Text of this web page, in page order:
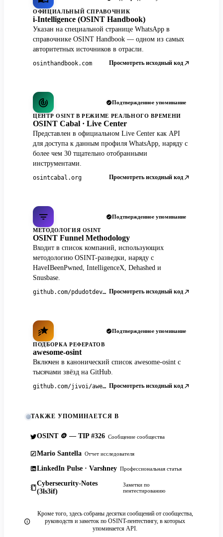
ОФИЦИАЛЬНЫЙ СПРАВОЧНИК
i-Intelligence (OSINT Handbook)
Указан на специальной странице WhatsApp в
справочнике OSINT Handbook — одном из самых
авторитетных источников в отрасли.
osinthandbook.com Просмотреть исходный код
Подтвержденное упоминание
ЦЕНТР OSINT В РЕЖИМЕ РЕАЛЬНОГО ВРЕМЕНИ
OSINT Cabal · Live Center
Представлен в официальном Live Center как API
для доступа к данным профиля WhatsApp, наряду с
более чем 30 тщательно отобранными
инструментами.
osintcabal.org Просмотреть исходный код
Подтвержденное упоминание
МЕТОДОЛОГИЯ OSINT
OSINT Funnel Methodology
Входит в список компаний, использующих
методологию OSINT-разведки, наряду с
HaveIBeenPwned, IntelligenceX, Dehashed и
Snusbase.
github.com/pdudotdev/ofm Просмотреть исходный код
Подтвержденное упоминание
ПОДБОРКА РЕФЕРАТОВ
awesome-osint
Включен в канонический список awesome-osint с
тысячами звёзд на GitHub.
github.com/jivoi/awesome-osint Просмотреть исходный код
ТАКЖЕ УПОМИНАЕТСЯ В
OSINT 🪙 — TIP #326 Сообщение сообщества
Mario Santella Отчет исследователя
LinkedIn Pulse · Varshney Профессиональная статья
Cybersecurity-Notes
(3ls3if)
Заметки по
пентестированию
Кроме того, здесь собраны десятки сообщений от сообщества,
руководств и заметок по OSINT-пентестингу, в которых
упоминается API.